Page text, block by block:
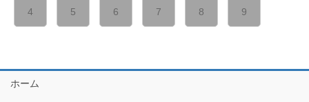
4 5 6 7 8 9
ホーム